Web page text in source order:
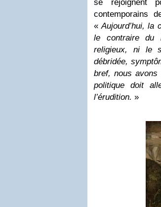
se rejoignent
contemporains
«Aujourd’hui, la
le contraire du
religieux, ni le
débridée,
bref, nous avons
politique doit
l’érudition. »